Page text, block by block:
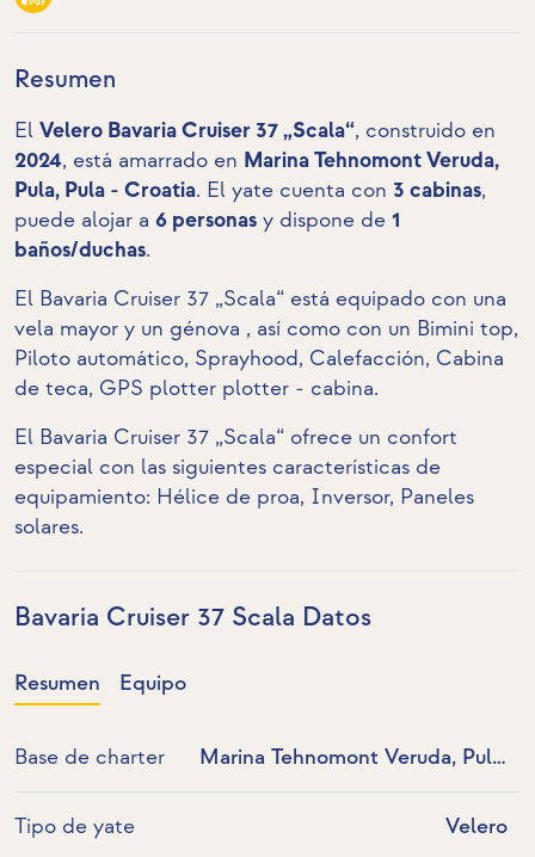
Resumen
El Velero Bavaria Cruiser 37 „Scala“, construido en
2024, está amarrado en Marina Tehnomont Veruda,
Pula, Pula - Croatia. El yate cuenta con 3 cabinas,
puede alojar a 6 personas y dispone de 1
baños/duchas.
El Bavaria Cruiser 37 „Scala“ está equipado con una
vela mayor y un génova , así como con un Bimini top,
Piloto automático, Sprayhood, Calefacción, Cabina
de teca, GPS plotter plotter - cabina.
El Bavaria Cruiser 37 „Scala“ ofrece un confort
especial con las siguientes características de
equipamiento: Hélice de proa, Inversor, Paneles
solares.
Bavaria Cruiser 37 Scala Datos
Resumen Equipo
Base de charter
Marina Tehnomont Veruda, Pula,
Tipo de yate
Velero